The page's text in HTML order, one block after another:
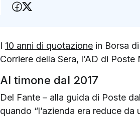
Condividi su Facebook
I 10 anni di quotazione in Borsa
Corriere della Sera, l’AD di
Al timone dal 2017
Del Fante – alla guida di Poste
quando “l’azienda era reduce